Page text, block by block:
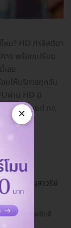
หม? HD ทำลิสต์มา
าร พร้อมเปรียบ
เลย
มให้บริการทุกวัน
ผ่าน HD มี
ดือนด้วยนะ! กด
ม่
น แขวงอนุสาวรีย์
ลินิก
สโก้โลตัสหลักสี่
×